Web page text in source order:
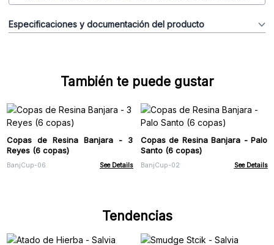
Especificaciones y documentación del producto
También te puede gustar
Copas de Resina Banjara - 3
Reyes (6 copas)
BanjCup-06 See Details
Copas de Resina Banjara - Palo
Santo (6 copas)
BanjCup-02 See Details
Tendencias